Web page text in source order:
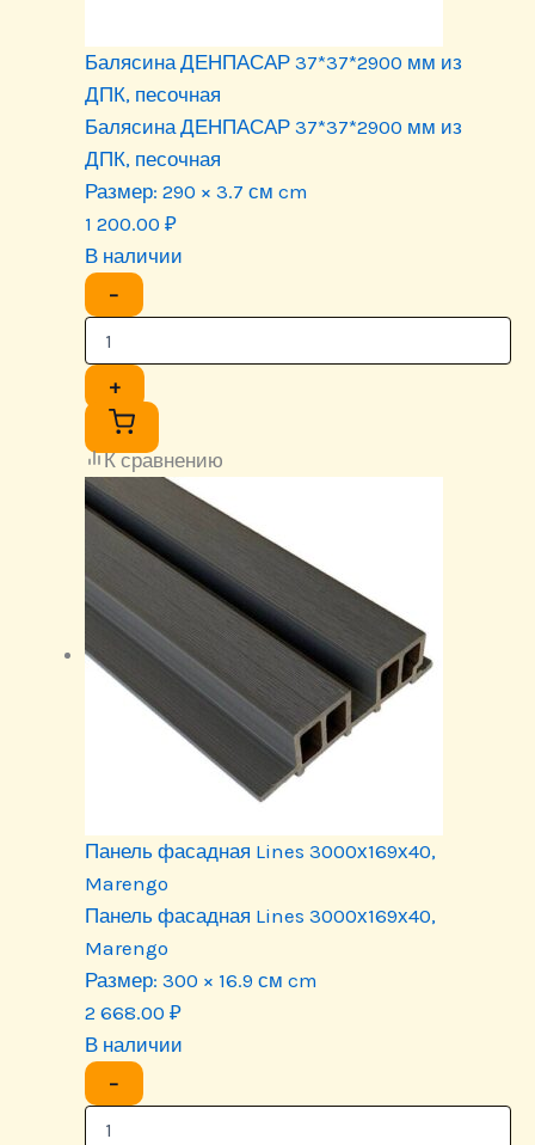
Балясина ДЕНПАСАР 37*37*2900 мм из
ДПК, песочная
Балясина ДЕНПАСАР 37*37*2900 мм из
ДПК, песочная
Размер: 290 × 3.7 см cm
1 200.00 ₽
В наличии
−
+
К сравнению
Панель фасадная Lines 3000х169х40,
Marengo
Панель фасадная Lines 3000х169х40,
Marengo
Размер: 300 × 16.9 см cm
2 668.00 ₽
В наличии
−